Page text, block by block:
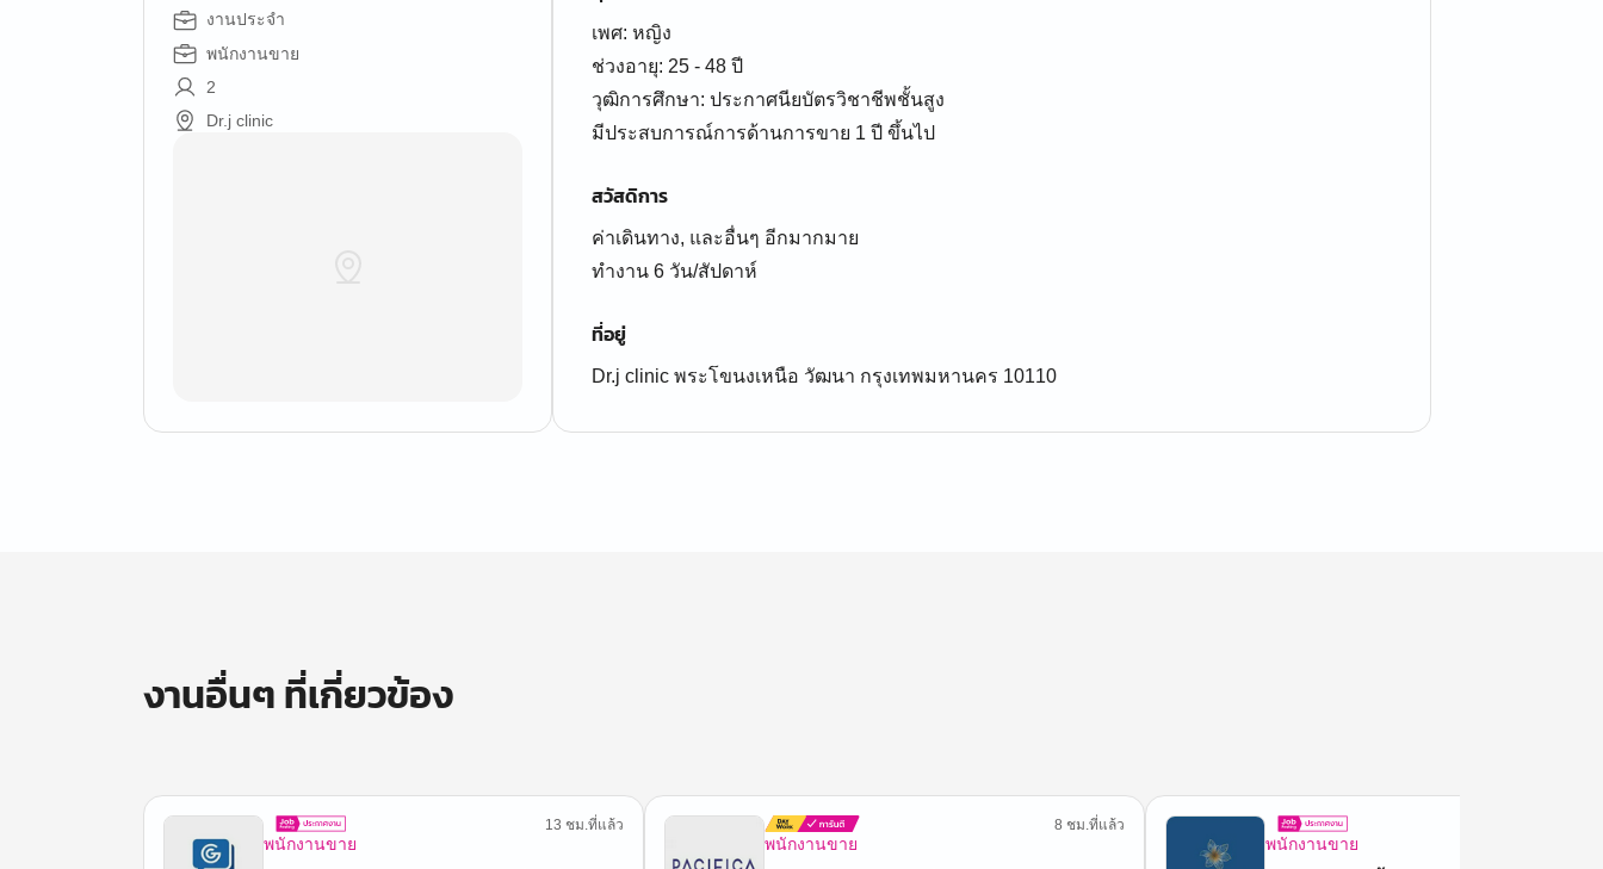
งานประจำ
พนักงานขาย
2
Dr.j clinic
เพศ: หญิง
ช่วงอายุ: 25 - 48 ปี
วุฒิการศึกษา: ประกาศนียบัตรวิชาชีพชั้นสูง
มีประสบการณ์การด้านการขาย 1 ปี ขึ้นไป
สวัสดิการ
ค่าเดินทาง, และอื่นๆ อีกมากมาย
ทำงาน 6 วัน/สัปดาห์
ที่อยู่
Dr.j clinic พระโขนงเหนือ วัฒนา กรุงเทพมหานคร 10110
งานอื่นๆ ที่เกี่ยวข้อง
พนักงานขาย
13 ชม.ที่แล้ว
พนักงานขาย
8 ชม.ที่แล้ว
พนักงานขาย